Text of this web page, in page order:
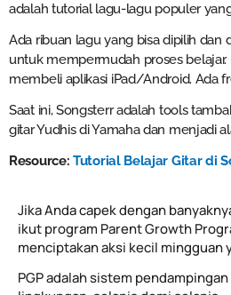
adalah tutorial lagu-lagu populer
Ada ribuan lagu yang bisa dipilih dan
untuk mempermudah proses
membeli aplikasi iPad/Android. Ada
Saat ini, Songsterr adalah tools
gitar Yudhis di Yamaha dan menjadi
Resource: Tutorial Belajar Gitar di
Jika Anda capek dengan
ikut program Parent Growth
menciptakan aksi kecil mingguan
PGP adalah sistem